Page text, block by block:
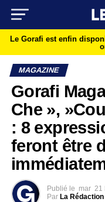
Le Gorafi est enfin
MAGAZINE
Gorafi
Che »,
: 8
feront être
Publié le mar 21
Par La Rédaction